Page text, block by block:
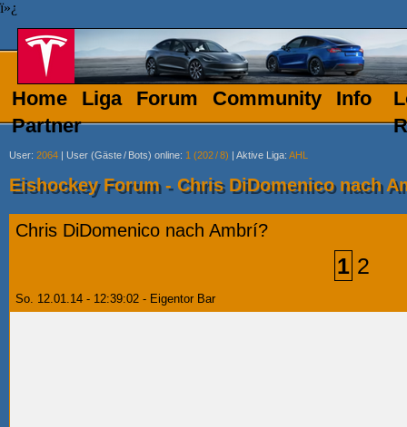
ï»¿
Home Liga Forum Community
Info
Partner
User: 2064 | User (Gäste/ Bots) online: 1 (202/8) | Aktive Liga: AHL
Eishockey Forum - Chris DiDomenico nach
Chris DiDomenico nach Ambrí?
1 2
So. 12.01.14 - 12:39:02 - Eigentor Bar